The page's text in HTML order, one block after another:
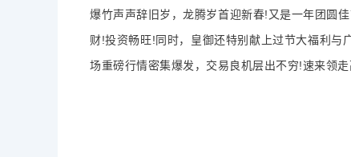
爆竹声声辞旧岁，龙腾岁首迎新春!又是一年团圆
财!投资畅旺!同时，皇御还特别献上过节大福利
场重磅行情密集爆发，交易良机层出不穷!速来领
(